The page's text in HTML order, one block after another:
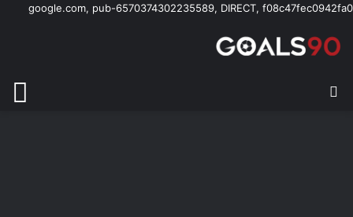
google.com, pub-6570374302235589, DIRECT, f08c47fec0942fa0